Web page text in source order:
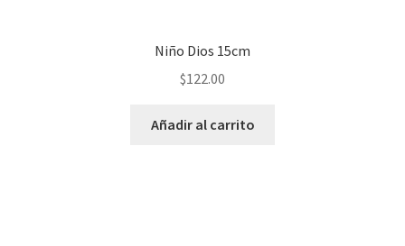
Niño Dios 15cm
$122.00
Añadir al carrito